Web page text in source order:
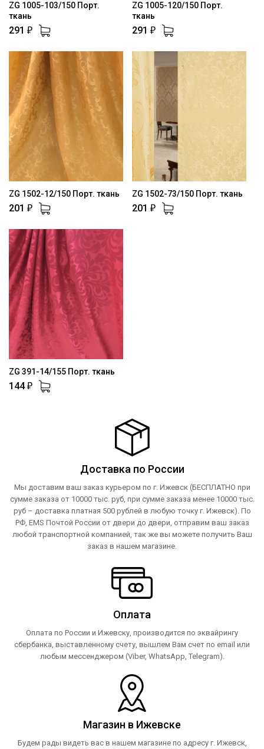
ZG 1005-103/150 Порт.
ткань
291 ₽
ZG 1005-120/150 Порт.
ткань
291 ₽
ZG 1502-12/150 Порт. ткань
201 ₽
ZG 1502-73/150 Порт. ткань
201 ₽
ZG 391-14/155 Порт. ткань
144 ₽
Доставка по России
Мы доставим ваш заказ курьером по г. Ижевск (БЕСПЛАТНО при
сумме заказа от 10000 тыс. руб, при сумме заказа менее 10000 тыс.
руб – доставка платная 500 рублей в любую точку г. Ижевск). По
РФ, EMS Почтой России от двери до двери, отправим ваш заказ
любой транспортной компанией, так же вы можете получить Ваш
заказ в нашем магазине.
Оплата
Оплата по России и Ижевску, производится по эквайрингу
сбербанка, выставленному счету, вышлем Вам счет по email или
любым мессенджером (Viber, WhatsApp, Telegram).
Магазин в Ижевске
Будем рады видеть вас в нашем магазине по адресу г. Ижевск,